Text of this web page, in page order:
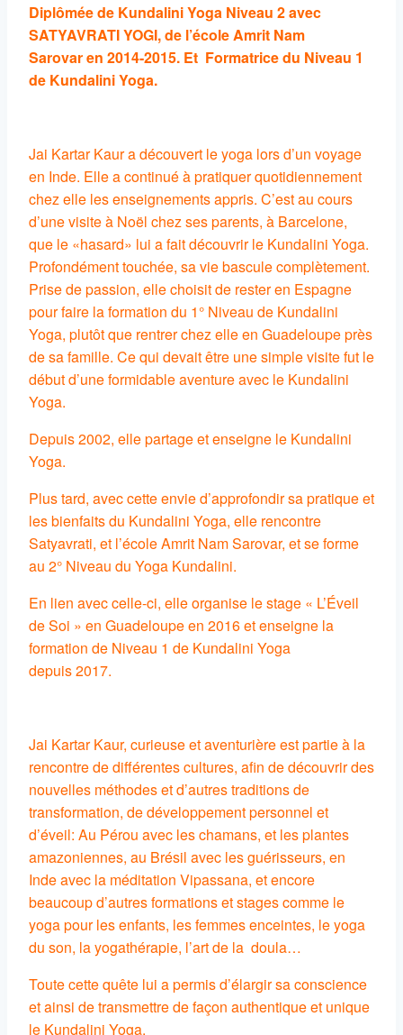
Diplômée de Kundalini Yoga Niveau 2 avec
SATYAVRATI YOGI, de l’école Amrit Nam
Sarovar en 2014-2015. Et Formatrice du Niveau 1
de Kundalini Yoga.
Jai Kartar Kaur a découvert le yoga lors d’un voyage
en Inde. Elle a continué à pratiquer quotidiennement
chez elle les enseignements appris. C’est au cours
d’une visite à Noël chez ses parents, à Barcelone,
que le «hasard» lui a fait découvrir le Kundalini Yoga.
Profondément touchée, sa vie bascule complètement.
Prise de passion, elle choisit de rester en Espagne
pour faire la formation du 1° Niveau de Kundalini
Yoga, plutôt que rentrer chez elle en Guadeloupe près
de sa famille. Ce qui devait être une simple visite fut le
début d’une formidable aventure avec le Kundalini
Yoga.
Depuis 2002, elle partage et enseigne le Kundalini
Yoga.
Plus tard, avec cette envie d’approfondir sa pratique et
les bienfaits du Kundalini Yoga, elle rencontre
Satyavrati, et l’école Amrit Nam Sarovar, et se forme
au 2° Niveau du Yoga Kundalini.
En lien avec celle-ci, elle organise le stage « L’Éveil
de Soi » en Guadeloupe en 2016 et enseigne la
formation de Niveau 1 de Kundalini Yoga
depuis 2017.
Jai Kartar Kaur, curieuse et aventurière est partie à la
rencontre de différentes cultures, afin de découvrir des
nouvelles méthodes et d’autres traditions de
transformation, de développement personnel et
d’éveil: Au Pérou avec les chamans, et les plantes
amazoniennes, au Brésil avec les guérisseurs, en
Inde avec la méditation Vipassana, et encore
beaucoup d’autres formations et stages comme le
yoga pour les enfants, les femmes enceintes, le yoga
du son, la yogathérapie, l’art de la doula…
Toute cette quête lui a permis d’élargir sa conscience
et ainsi de transmettre de façon authentique et unique
le Kundalini Yoga.